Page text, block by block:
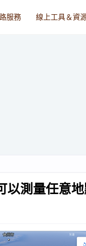
服務 線上工具＆資
測量任意